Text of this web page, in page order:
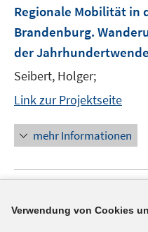
Regionale Mobilität in
Brandenburg.
der Jahrhundertwende
Seibert, Holger;
Link zur Projektseite
mehr Informationen
Strukturwandel und
Verwendung von Cookies